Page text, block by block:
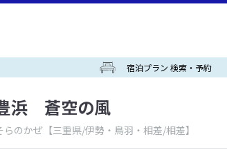
宿泊プラン 検索・予約
浜 蒼空の風
のかぜ 【三重県/伊勢・鳥羽・相差/相差】